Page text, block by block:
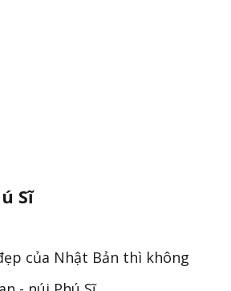
Sĩ
của Nhật Bản thì không